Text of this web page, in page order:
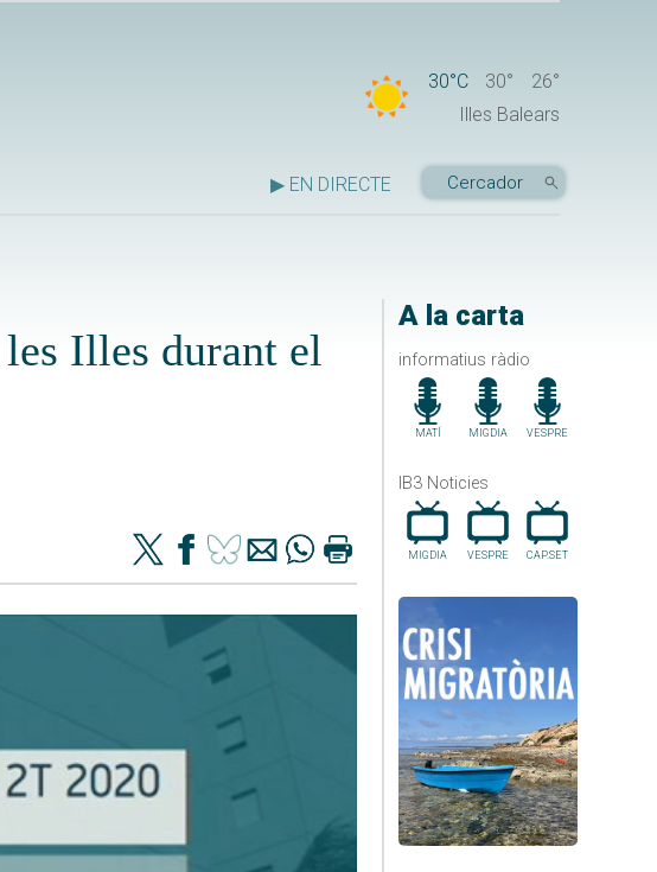
30°C 30°
26°
Illes Balears
▶ EN DIRECTE
A la carta
informatius ràdio
MATÍ MIGDIA VESPRE
IB3 Noticies
MIGDIA VESPRE CAP.SET
Illes durant el